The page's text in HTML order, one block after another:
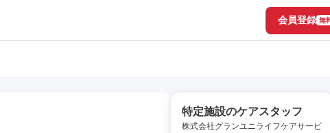
会員登録 無
特定施設のケアスタッフ
株式会社グランユニライフケアサービ